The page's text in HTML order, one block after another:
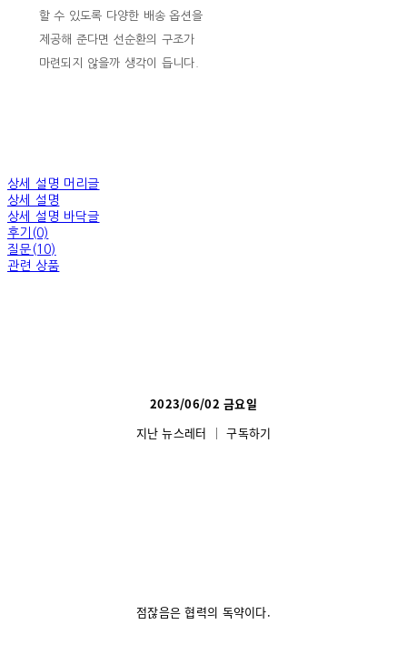
할 수 있도록 다양한 배송 옵션을
제공해 준다면 선순환의 구조가
마련되지 않을까 생각이 듭니다.
상세 설명 머리글
상세 설명
상세 설명 바닥글
후기(0)
질문(10)
관련 상품
2023/06/02 금요일
지난 뉴스레터 │구독하기
점잖음은 협력의 독약이다.